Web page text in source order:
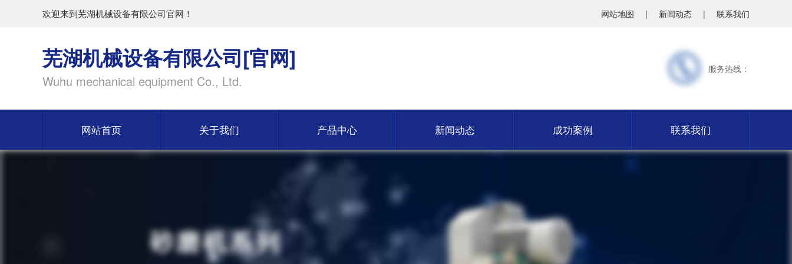
欢迎来到芜湖机械设备有限公司官网！ 网站地图 | 新闻动态 | 联系我们
芜湖机械设备有限公司[官网]
Wuhu mechanical equipment Co., Ltd.
服务热线：
网站首页 关于我们 产品中心 新闻动态 成功案例 联系我们